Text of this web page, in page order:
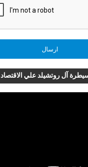
آل روتشيلد علي الاقتصاد